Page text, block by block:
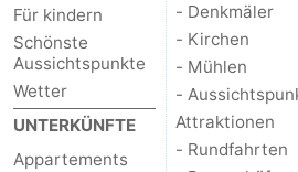
Für kindern
Schönste
Aussichtspunkte
Wetter
UNTERKÜNFTE
Appartements
- Denkmäler
- Kirchen
- Mühlen
-
Attraktionen
- Rundfahrten